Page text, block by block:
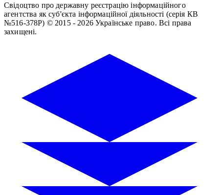
Свідоцтво про державну реєстрацію інформаційного
агентства як суб'єкта інформаційної діяльності (серія КВ
№516-378Р) © 2015 - 2026 Українське право. Всі права
захищені.